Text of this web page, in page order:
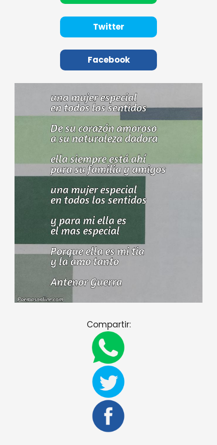
Twitter
Facebook
Compartir: